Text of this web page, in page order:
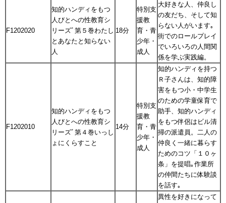
F1202020
知的ハンディをもつ
人びとへの性教育シ
リーズﾞ第５巻わたし
とあなたと知らない
人
18分
特別支
援教
育・青
少年・
成人
大好きな人、仲良し
の友だち、そして知
らない人がいます｡
街でのロールプレイ
でいろいろの人間関
係を学ぶ実践編。
F1202010
知的ハンディをもつ
人びとへの性教育シ
リーズﾞ第４巻いっし
ょにくらすこと
14分
特別支
援教
育・青
少年・
成人
知的ハンディを持つ
Ｒ子さんは、知的障
害をもつ小・中学生
のための学童保育で
助手、知的ハンディ
をもつ伴侶はビル清
掃の派遣員。二人の
仲良く一緒に暮らす
ためのコツ「１０ヶ
条」を提唱｡作業所
の仲間たちに体験談
を話す｡
異性を好きになって